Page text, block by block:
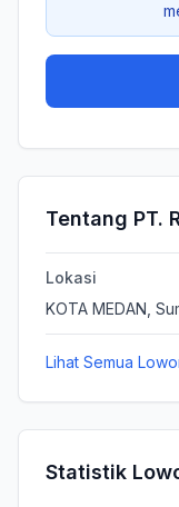
Tentang PT.
Lokasi
KOTA MEDAN,
Lihat Semua
Statistik